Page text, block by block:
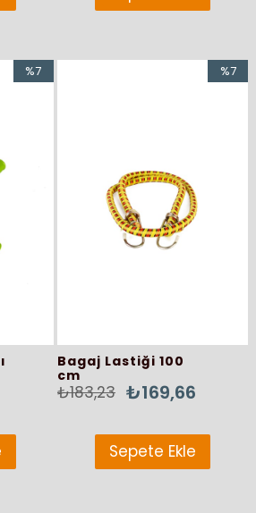
%7
Bagaj Lastiği 100
cm
₺169,66
₺183,23
Sepete Ekle
%7